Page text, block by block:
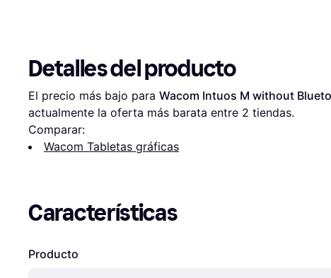
Detalles del producto
El precio más bajo para Wacom Intuos M without
actualmente la oferta más barata entre 2 tiendas.
Comparar:
Wacom Tabletas gráficas
Características
Producto